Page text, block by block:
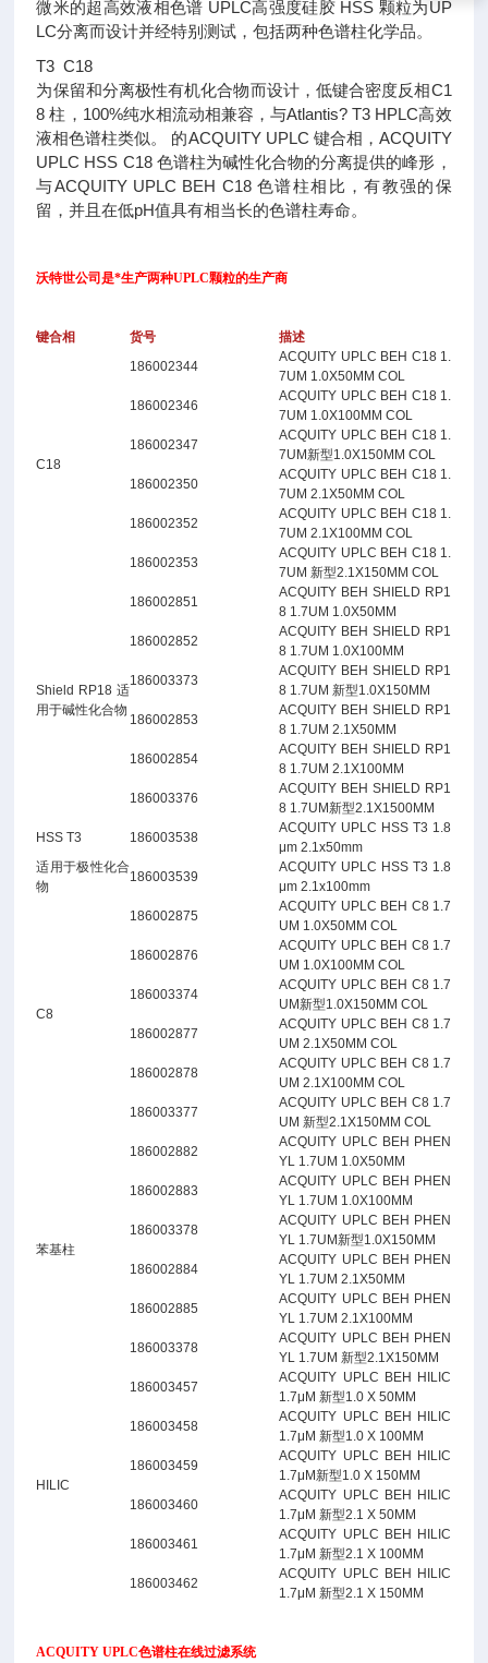
微米的超高效液相色谱 UPLC高强度硅胶 HSS 颗粒为UP
LC分离而设计并经特别测试，包括两种色谱柱化学品。
T3 C18
为保留和分离极性有机化合物而设计，低键合密度反相C1
8 柱，100%纯水相流动相兼容，与Atlantis? T3 HPLC高效
液相色谱柱类似。 的ACQUITY UPLC 键合相，ACQUITY
UPLC HSS C18 色谱柱为碱性化合物的分离提供的峰形，
与ACQUITY UPLC BEH C18 色谱柱相比，有教强的保
留，并且在低pH值具有相当长的色谱柱寿命。
沃特世公司是*生产两种UPLC颗粒的生产商
键合相 货号 描述
C18
186002344
ACQUITY UPLC BEH C18 1.
7UM 1.0X50MM COL
186002346
ACQUITY UPLC BEH C18 1.
7UM 1.0X100MM COL
186002347
ACQUITY UPLC BEH C18 1.
7UM新型1.0X150MM COL
186002350
ACQUITY UPLC BEH C18 1.
7UM 2.1X50MM COL
186002352
ACQUITY UPLC BEH C18 1.
7UM 2.1X100MM COL
186002353
ACQUITY UPLC BEH C18 1.
7UM 新型2.1X150MM COL
Shield RP18 适
用于碱性化合物
186002851
ACQUITY BEH SHIELD RP1
8 1.7UM 1.0X50MM
186002852
ACQUITY BEH SHIELD RP1
8 1.7UM 1.0X100MM
186003373
ACQUITY BEH SHIELD RP1
8 1.7UM 新型1.0X150MM
186002853
ACQUITY BEH SHIELD RP1
8 1.7UM 2.1X50MM
186002854
ACQUITY BEH SHIELD RP1
8 1.7UM 2.1X100MM
186003376
ACQUITY BEH SHIELD RP1
8 1.7UM新型2.1X1500MM
HSS T3
186003538
ACQUITY UPLC HSS T3 1.8
μm 2.1x50mm
适用于极性化合
物
186003539
ACQUITY UPLC HSS T3 1.8
μm 2.1x100mm
C8
186002875
ACQUITY UPLC BEH C8 1.7
UM 1.0X50MM COL
186002876
ACQUITY UPLC BEH C8 1.7
UM 1.0X100MM COL
186003374
ACQUITY UPLC BEH C8 1.7
UM新型1.0X150MM COL
186002877
ACQUITY UPLC BEH C8 1.7
UM 2.1X50MM COL
186002878
ACQUITY UPLC BEH C8 1.7
UM 2.1X100MM COL
186003377
ACQUITY UPLC BEH C8 1.7
UM 新型2.1X150MM COL
苯基柱
186002882
ACQUITY UPLC BEH PHEN
YL 1.7UM 1.0X50MM
186002883
ACQUITY UPLC BEH PHEN
YL 1.7UM 1.0X100MM
186003378
ACQUITY UPLC BEH PHEN
YL 1.7UM新型1.0X150MM
186002884
ACQUITY UPLC BEH PHEN
YL 1.7UM 2.1X50MM
186002885
ACQUITY UPLC BEH PHEN
YL 1.7UM 2.1X100MM
186003378
ACQUITY UPLC BEH PHEN
YL 1.7UM 新型2.1X150MM
HILIC
186003457
ACQUITY UPLC BEH HILIC
1.7μM 新型1.0 X 50MM
186003458
ACQUITY UPLC BEH HILIC
1.7μM 新型1.0 X 100MM
186003459
ACQUITY UPLC BEH HILIC
1.7μM新型1.0 X 150MM
186003460
ACQUITY UPLC BEH HILIC
1.7μM 新型2.1 X 50MM
186003461
ACQUITY UPLC BEH HILIC
1.7μM 新型2.1 X 100MM
186003462
ACQUITY UPLC BEH HILIC
1.7μM 新型2.1 X 150MM
ACQUITY UPLC色谱柱在线过滤系统